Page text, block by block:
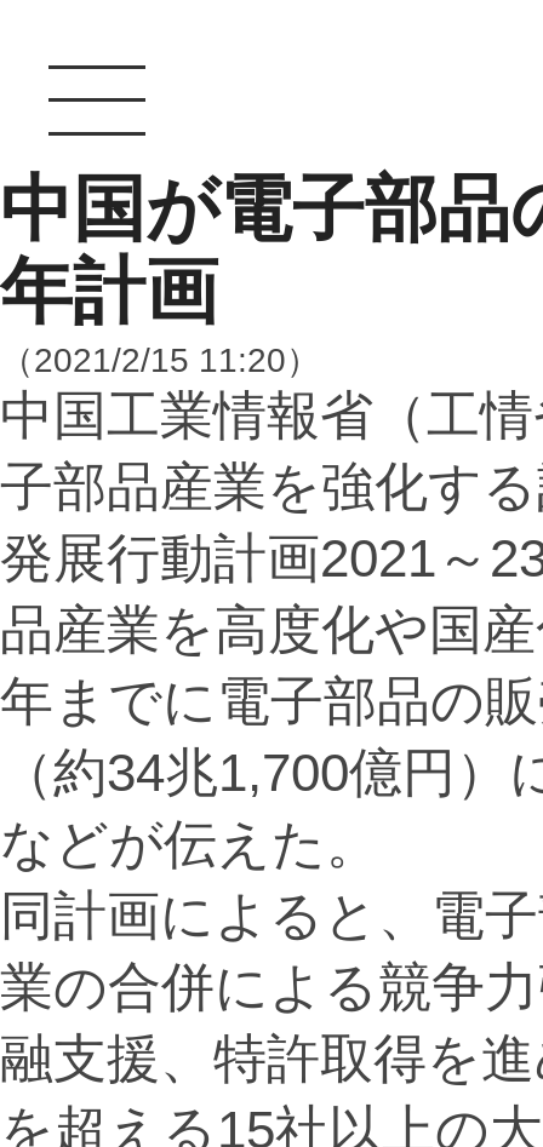
中国が電子部品
年計画
（2021/2/15 11:20）
中国工業情報省（工
子部品産業を強化す
発展行動計画2021～
品産業を高度化や国
年までに電子部品の
（約34兆1,700億円
などが伝えた。
同計画によると、電
業の合併による競争
融支援、特許取得を
を超える15社以上の